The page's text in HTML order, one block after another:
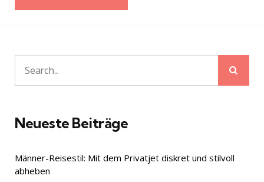
Search
for:
Neueste Beiträge
Männer-Reisestil: Mit dem Privatjet diskret und stilvoll
abheben